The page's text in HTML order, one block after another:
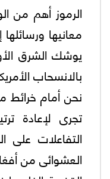
الرموز أهم من
معانيها
يوشك الشرق
بالانسحاب
نحن أمام خرائط
تجرى لإعادة
التفاعلات على
العشوائى من